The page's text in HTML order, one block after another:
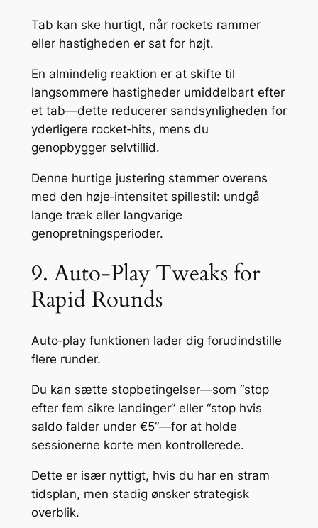
Tab kan ske hurtigt, når rockets rammer
eller hastigheden er sat for højt.
En almindelig reaktion er at skifte til
langsommere hastigheder umiddelbart efter
et tab—dette reducerer sandsynligheden for
yderligere rocket‑hits, mens du
genopbygger selvtillid.
Denne hurtige justering stemmer overens
med den høje‑intensitet spillestil: undgå
lange træk eller langvarige
genopretningsperioder.
9. Auto‑Play Tweaks for
Rapid Rounds
Auto‑play funktionen lader dig forudindstille
flere runder.
Du kan sætte stopbetingelser—som “stop
efter fem sikre landinger” eller “stop hvis
saldo falder under €5”—for at holde
sessionerne korte men kontrollerede.
Dette er især nyttigt, hvis du har en stram
tidsplan, men stadig ønsker strategisk
overblik.